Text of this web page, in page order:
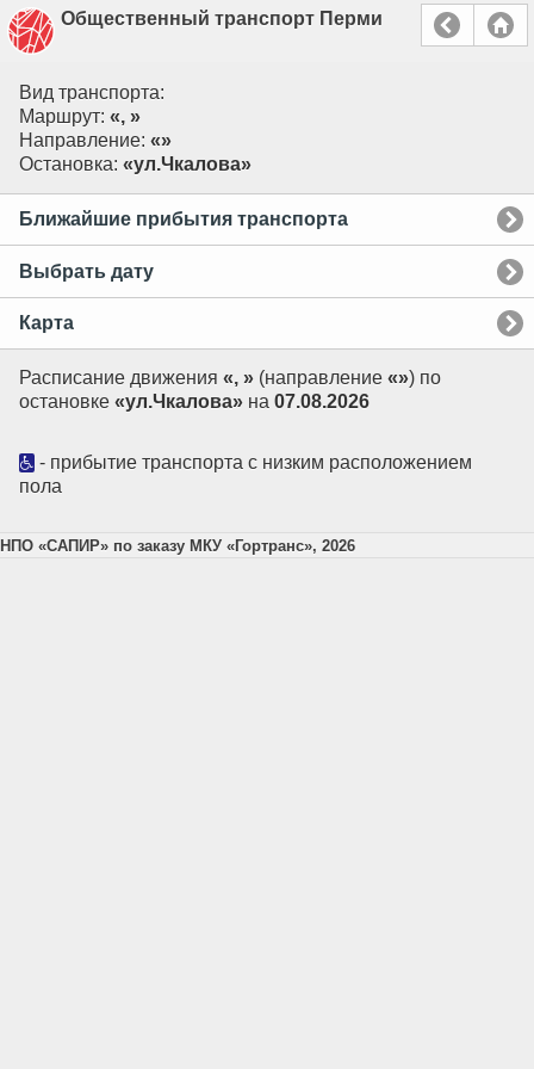
Общественный транспорт Перми
Вид транспорта:
Маршрут: «, »
Направление: «»
Остановка: «ул.Чкалова»
Ближайшие прибытия транспорта
Выбрать дату
Карта
Расписание движения «, » (направление «») по
остановке «ул.Чкалова» на 07.08.2026
- прибытие транспорта с низким расположением
пола
НПО «САПИР» по заказу МКУ «Гортранс», 2026